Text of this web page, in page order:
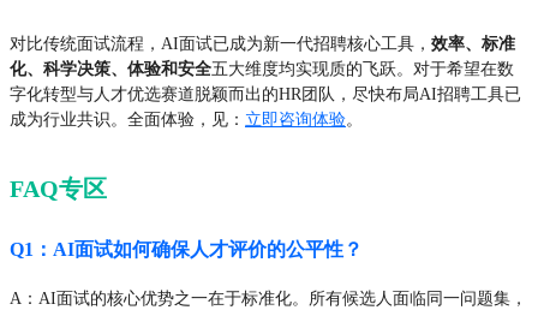
对比传统面试流程，AI面试已成为新一代招聘核心工具， 效率、标准
化、科学决策、体验和安全五大维度均实现质的飞跃。对于希望在数
字化转型与人才优选赛道脱颖而出的HR团队，尽快布局AI招聘工具已
成为行业共识。全面体验，见： 立即咨询体验。
FAQ专区
Q1：AI面试如何确保人才评价的公平性？
A：AI面试的核心优势之一在于标准化。所有候选人面临同一问题集，